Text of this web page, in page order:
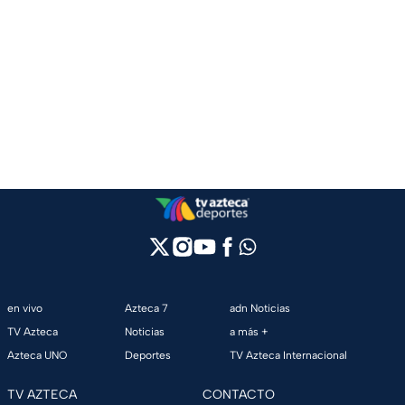
en vivo
TV Azteca
Azteca UNO
Azteca 7
Noticias
Deportes
adn Noticias
a más +
TV Azteca Internacional
TV AZTECA CONTACTO